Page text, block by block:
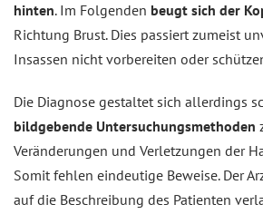
hinten. Im Folgenden beugt sich der
Richtung Brust. Dies passiert zumeist
Insassen nicht vorbereiten oder
Die Diagnose gestaltet sich allerdings
bildgebende Untersuchungsmethoden
Veränderungen und Verletzungen der
Somit fehlen eindeutige Beweise. Der
auf die Beschreibung des Patienten